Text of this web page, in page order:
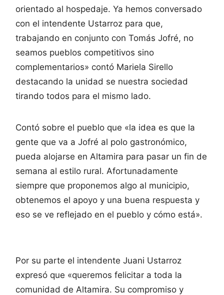
orientado al hospedaje. Ya hemos conversado
con el intendente Ustarroz para que,
trabajando en conjunto con Tomás Jofré, no
seamos pueblos competitivos sino
complementarios» contó Mariela Sirello
destacando la unidad se nuestra sociedad
tirando todos para el mismo lado.
Contó sobre el pueblo que «la idea es que la
gente que va a Jofré al polo gastronómico,
pueda alojarse en Altamira para pasar un fin de
semana al estilo rural. Afortunadamente
siempre que proponemos algo al municipio,
obtenemos el apoyo y una buena respuesta y
eso se ve reflejado en el pueblo y cómo está».
Por su parte el intendente Juani Ustarroz
expresó que «queremos felicitar a toda la
comunidad de Altamira. Su compromiso y